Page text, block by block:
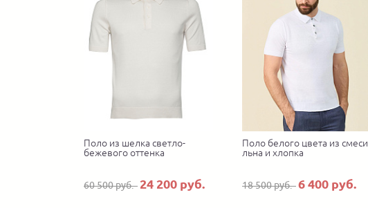
Поло из шелка светло-
бежевого оттенка
60 500 руб. 24 200 руб.
Поло белого цвета из смеси
льна и хлопка
18 500 руб.6 400 руб.